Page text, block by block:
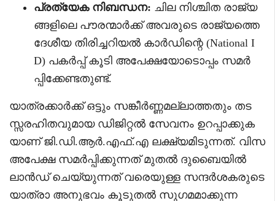
പ്രത്യേക നിബന്ധന: ചില നിശ്ചിത രാജ്യ
ങ്ങളിലെ പൗരന്മാർക്ക് അവരുടെ രാജ്യത്തെ
ദേശീയ തിരിച്ചറിയൽ കാർഡിന്റെ (National I
D) പകർപ്പ് കൂടി അപേക്ഷയോടൊപ്പം സമർ
പ്പിക്കേണ്ടതുണ്ട്.
യാത്രക്കാർക്ക് ഒട്ടും സങ്കീർണ്ണമല്ലാത്തതും തട
സ്സരഹിതവുമായ ഡിജിറ്റൽ സേവനം ഉറപ്പാക്കുക
യാണ് ജി.ഡി.ആർ.എഫ്.എ ലക്ഷ്യമിടുന്നത്. വിസ
അപേക്ഷ സമർപ്പിക്കുന്നത് മുതൽ ദുബൈയിൽ
ലാൻഡ് ചെയ്യുന്നത് വരെയുള്ള സന്ദർശകരുടെ
യാത്രാ അനുഭവം കൂടുതൽ സുഗമമാക്കുന്ന